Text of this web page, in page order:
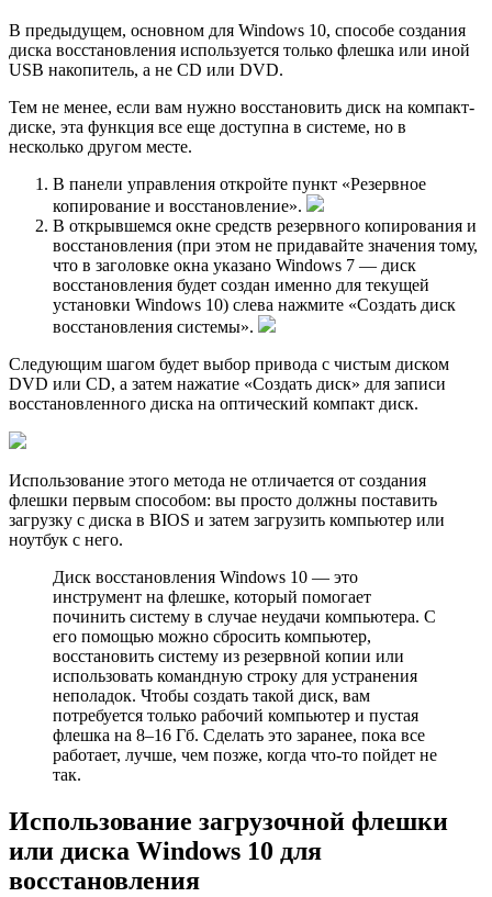
В предыдущем, основном для Windows 10, способе создания
диска восстановления используется только флешка или иной
USB накопитель, а не CD или DVD.
Тем не менее, если вам нужно восстановить диск на компакт-
диске, эта функция все еще доступна в системе, но в
несколько другом месте.
В панели управления откройте пункт «Резервное
копирование и восстановление».
В открывшемся окне средств резервного копирования и
восстановления (при этом не придавайте значения тому,
что в заголовке окна указано Windows 7 — диск
восстановления будет создан именно для текущей
установки Windows 10) слева нажмите «Создать диск
восстановления системы».
Следующим шагом будет выбор привода с чистым диском
DVD или CD, а затем нажатие «Создать диск» для записи
восстановленного диска на оптический компакт диск.
Использование этого метода не отличается от создания
флешки первым способом: вы просто должны поставить
загрузку с диска в BIOS и затем загрузить компьютер или
ноутбук с него.
Диск восстановления Windows 10 — это
инструмент на флешке, который помогает
починить систему в случае неудачи компьютера. С
его помощью можно сбросить компьютер,
восстановить систему из резервной копии или
использовать командную строку для устранения
неполадок. Чтобы создать такой диск, вам
потребуется только рабочий компьютер и пустая
флешка на 8–16 Гб. Сделать это заранее, пока все
работает, лучше, чем позже, когда что-то пойдет не
так.
Использование загрузочной флешки
или диска Windows 10 для
восстановления